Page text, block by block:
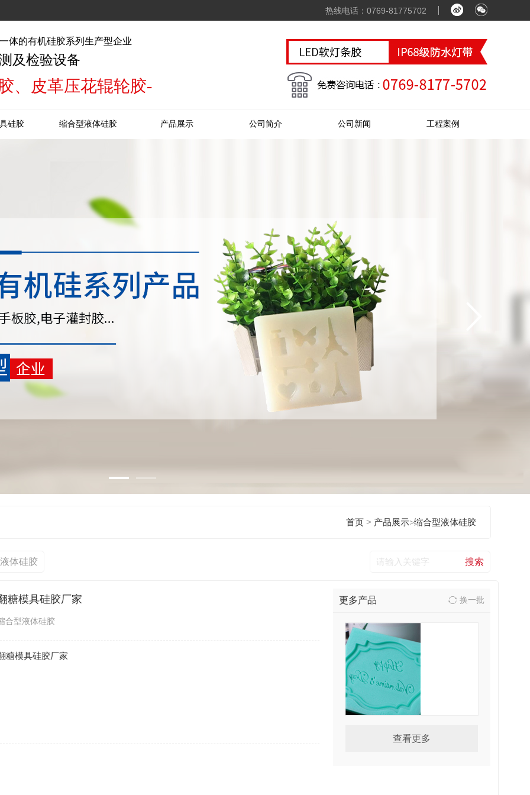
热线电话：0769-81775702
体的有机硅胶系列生产型企业
及检验设备
、皮革压花辊轮胶-
硅胶 缩合型液体硅胶 产品展示 公司简介 公司新闻 工程案例
首页> 产品展示>缩合型液体硅胶
体硅胶
糖模具硅胶厂家
合型液体硅胶
糖模具硅胶厂家
更多产品 换一批
查看更多